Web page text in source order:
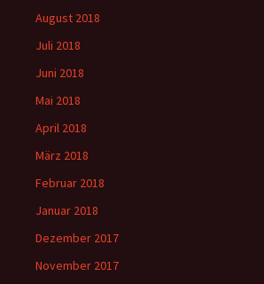
August 2018
Juli 2018
Juni 2018
Mai 2018
April 2018
März 2018
Februar 2018
Januar 2018
Dezember 2017
November 2017